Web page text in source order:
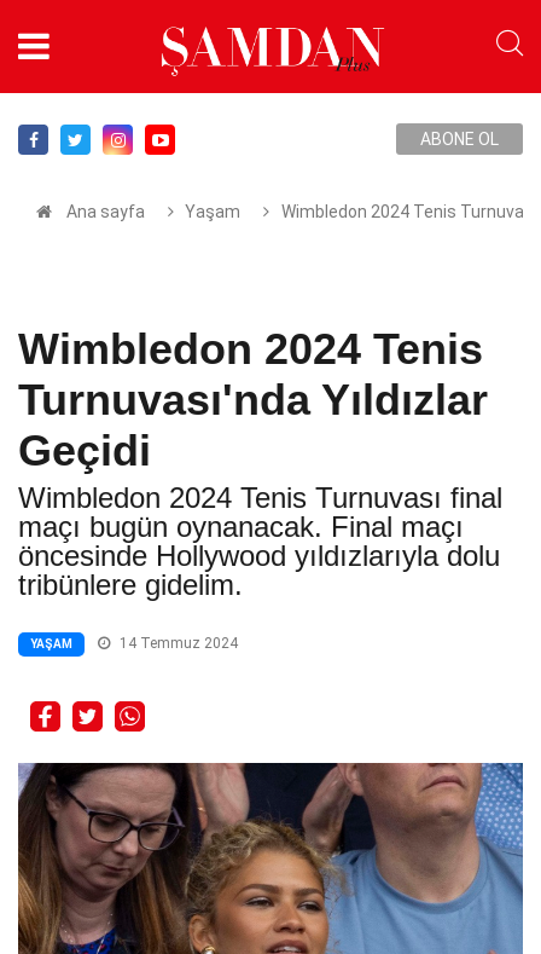
ABONE OL
Ana sayfa Yaşam Wimbledon 2024 Tenis
Wimbledon 2024 Tenis
Turnuvası'nda Yıldızlar
Geçidi
Wimbledon 2024 Tenis Turnuvası final
maçı bugün oynanacak. Final maçı
öncesinde Hollywood yıldızlarıyla dolu
tribünlere gidelim.
YAŞAM 14 Temmuz 2024